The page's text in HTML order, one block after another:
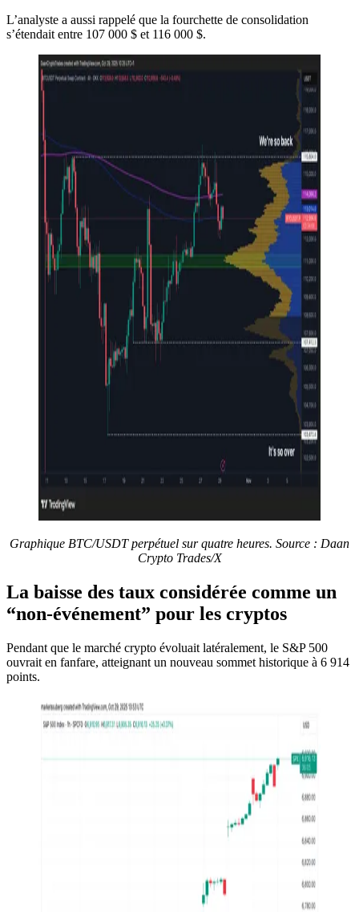
L’analyste a aussi rappelé que la fourchette de consolidation
s’étendait entre 107 000 $ et 116 000 $.
Graphique BTC/USDT perpétuel sur quatre heures. Source : Daan
Crypto Trades/X
La baisse des taux considérée comme un
“non-événement” pour les cryptos
Pendant que le marché crypto évoluait latéralement, le S&P 500
ouvrait en fanfare, atteignant un nouveau sommet historique à 6 914
points.